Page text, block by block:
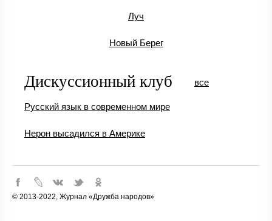
Луч
Новый Берег
Дискуссионный клуб
Русский язык в современном мире
Нерон высадился в Америке
все
© 2013-2022, Журнал «Дружба народов»